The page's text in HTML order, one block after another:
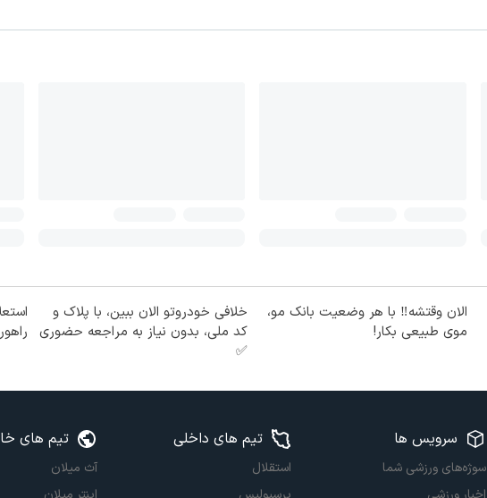
الان وقتشه‼️ با هر وضعیت بانک مو،
موی طبیعی بکار!
خلافی خودروتو الان ببین، با پلاک و
کد ملی، بدون نیاز به مراجعه حضوری
✅
سرویس ها
سوژه‌های ورزشی شما
تیم های داخلی
استقلال
تیم های
آث میلان